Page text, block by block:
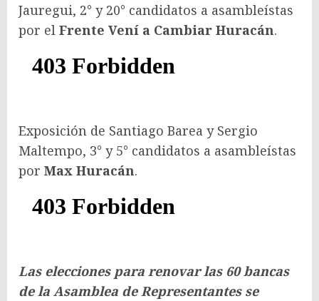
Jauregui, 2° y 20° candidatos a asambleístas
por el Frente Vení a Cambiar Huracán.
Exposición de Santiago Barea y Sergio
Maltempo, 3° y 5° candidatos a asambleístas
por Max Huracán.
Las elecciones para renovar las 60 bancas
de la Asamblea de Representantes se